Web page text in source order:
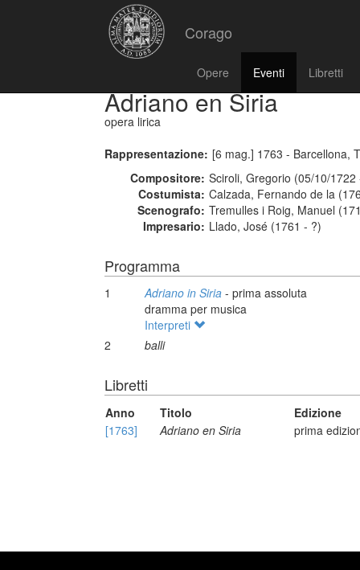
Corago
Opere Eventi Libretti
Adriano en Siria
opera lirica
Rappresentazione: [6 mag.] 1763 - Barcellona,
Compositore: Sciroli, Gregorio (05/10/1722
Costumista: Calzada, Fernando de la
Scenografo: Tremulles i Roig, Manuel
Impresario: Llado, José (1761 - ?)
Programma
1 Adriano in Siria - prima assoluta
dramma per musica
Interpreti
2
balli
Libretti
Anno Titolo
Edizione
[1763]
Adriano en Siria prima